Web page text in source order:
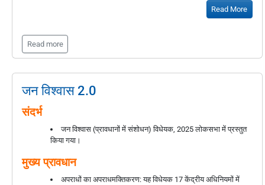
Read More
Read more
जन विश्वास 2.0
संदर्भ
जन विश्वास (प्रावधानों में संशोधन) विधेयक, 2025 लोकसभा में प्रस्तुत
किया गया।
मुख्य प्रावधान
अपराधों का अपराधमक्तिकरण: यह विधेयक 17 केंद्रीय अधिनियमों में